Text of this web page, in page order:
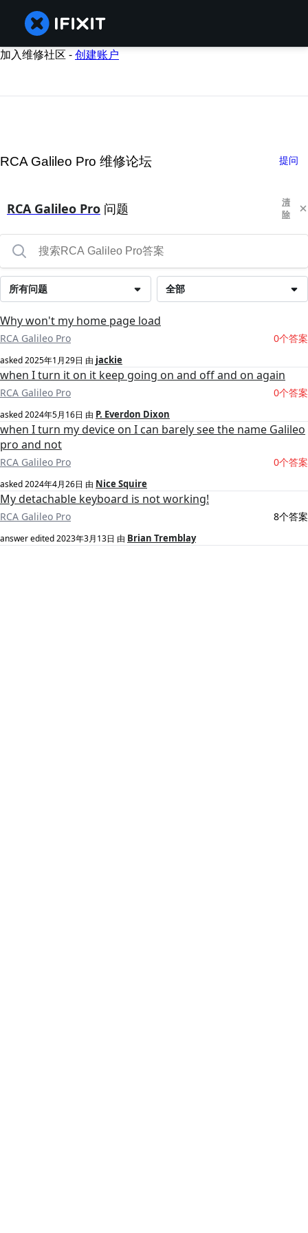
加入维修社区 -创建账户
RCA Galileo Pro 维修论坛 提问
RCA Galileo Pro 问题
清
除
全部
所有问题
Why won't my home page load
RCA Galileo Pro 0个答案
asked2025年1月29日 由 jackie
when I turn it on it keep going on and off and on again
RCA Galileo Pro 0个答案
asked2024年5月16日 由 P. Everdon Dixon
when I turn my device on I can barely see the name Galileo
pro and not
RCA Galileo Pro 0个答案
asked2024年4月26日 由 Nice Squire
My detachable keyboard is not working!
RCA Galileo Pro 8个答案
answer edited2023年3月13日 由 Brian Tremblay